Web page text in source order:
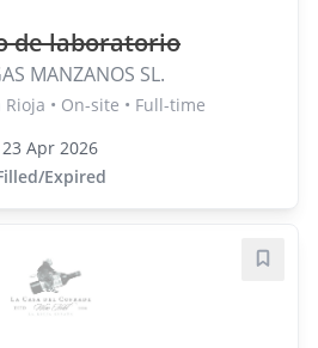
de laboratorio
MANZANOS SL.
• On-site • Full-time
23 Apr 2026
Expired
Save